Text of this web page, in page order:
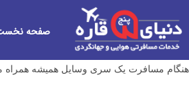
صفحه
هنگام مسافرت یک سری وسایل همیشه همراه